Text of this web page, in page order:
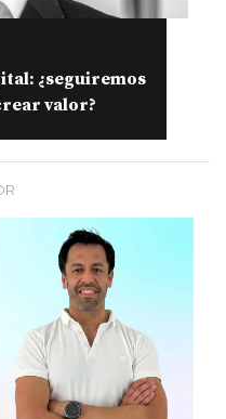
¿seguiremos
valor?